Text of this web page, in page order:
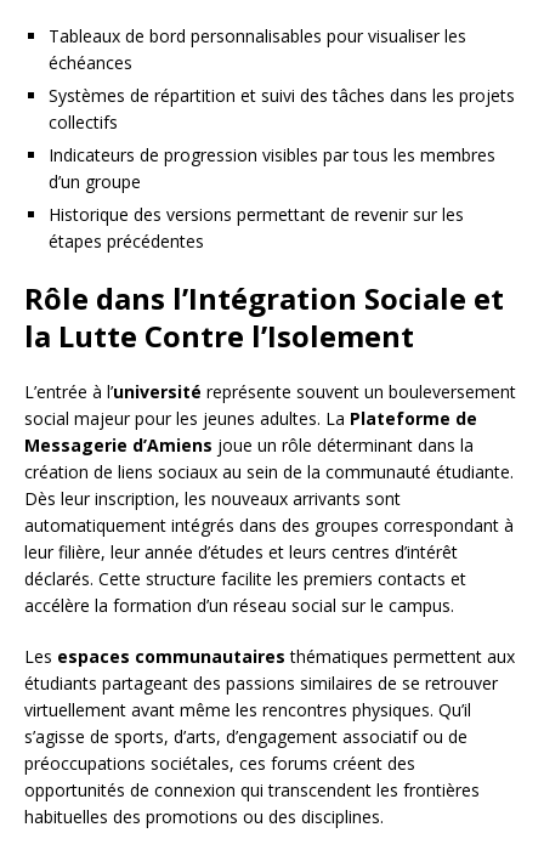
Tableaux de bord personnalisables pour visualiser les
échéances
Systèmes de répartition et suivi des tâches dans les projets
collectifs
Indicateurs de progression visibles par tous les membres
d’un groupe
Historique des versions permettant de revenir sur les
étapes précédentes
Rôle dans l’Intégration Sociale et
la Lutte Contre l’Isolement
L’entrée à l’université représente souvent un bouleversement
social majeur pour les jeunes adultes. La Plateforme de
Messagerie d’Amiens joue un rôle déterminant dans la
création de liens sociaux au sein de la communauté étudiante.
Dès leur inscription, les nouveaux arrivants sont
automatiquement intégrés dans des groupes correspondant à
leur filière, leur année d’études et leurs centres d’intérêt
déclarés. Cette structure facilite les premiers contacts et
accélère la formation d’un réseau social sur le campus.
Les espaces communautaires thématiques permettent aux
étudiants partageant des passions similaires de se retrouver
virtuellement avant même les rencontres physiques. Qu’il
s’agisse de sports, d’arts, d’engagement associatif ou de
préoccupations sociétales, ces forums créent des
opportunités de connexion qui transcendent les frontières
habituelles des promotions ou des disciplines.